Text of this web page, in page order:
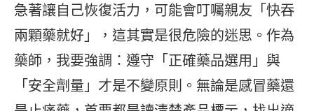
急著讓自己恢復活力，可能會叮囑親友「快吞
兩顆藥就好」，這其實是很危險的迷思。作為
藥師，我要強調：遵守「正確藥品選用」與
「安全劑量」才是不變原則。無論是感冒藥還